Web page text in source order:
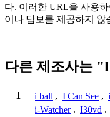
다. 이러한 URL을 사용
이나 담보를 제공하지 않
다른 제조사는
I i ball , I Can See ,
i-Watcher , I30vd ,